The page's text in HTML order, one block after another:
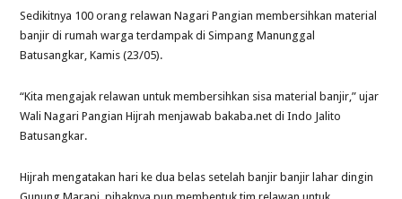
Sedikitnya 100 orang relawan Nagari Pangian membersihkan material
banjir di rumah warga terdampak di Simpang Manunggal
Batusangkar, Kamis (23/05).
“Kita mengajak relawan untuk membersihkan sisa material banjir,” ujar
Wali Nagari Pangian Hijrah menjawab bakaba.net di Indo Jalito
Batusangkar.
Hijrah mengatakan hari ke dua belas setelah banjir banjir lahar dingin